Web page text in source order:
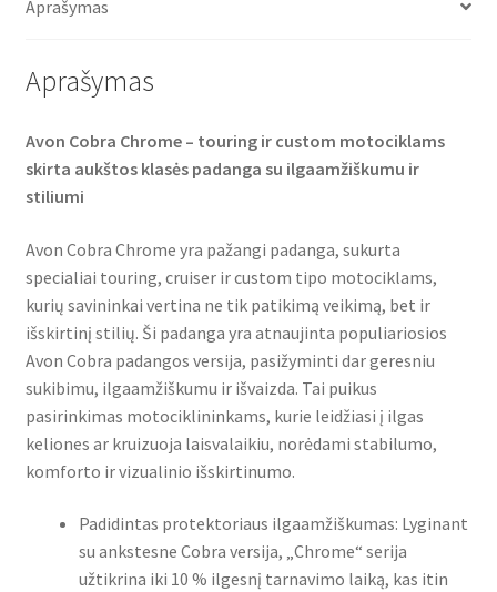
k
p
Aprašymas
Aprašymas
Avon Cobra Chrome – touring ir custom motociklams
skirta aukštos klasės padanga su ilgaamžiškumu ir
stiliumi
Avon Cobra Chrome yra pažangi padanga, sukurta
specialiai touring, cruiser ir custom tipo motociklams,
kurių savininkai vertina ne tik patikimą veikimą, bet ir
išskirtinį stilių. Ši padanga yra atnaujinta populiariosios
Avon Cobra padangos versija, pasižyminti dar geresniu
sukibimu, ilgaamžiškumu ir išvaizda. Tai puikus
pasirinkimas motociklininkams, kurie leidžiasi į ilgas
keliones ar kruizuoja laisvalaikiu, norėdami stabilumo,
komforto ir vizualinio išskirtinumo.
Padidintas protektoriaus ilgaamžiškumas: Lyginant
su ankstesne Cobra versija, „Chrome“ serija
užtikrina iki 10 % ilgesnį tarnavimo laiką, kas itin